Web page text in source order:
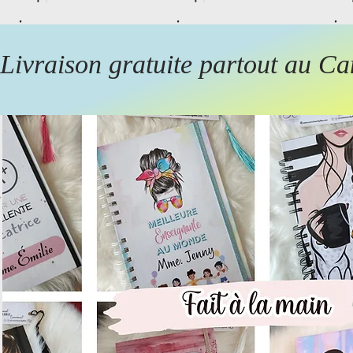
Livraison gratuite partout au